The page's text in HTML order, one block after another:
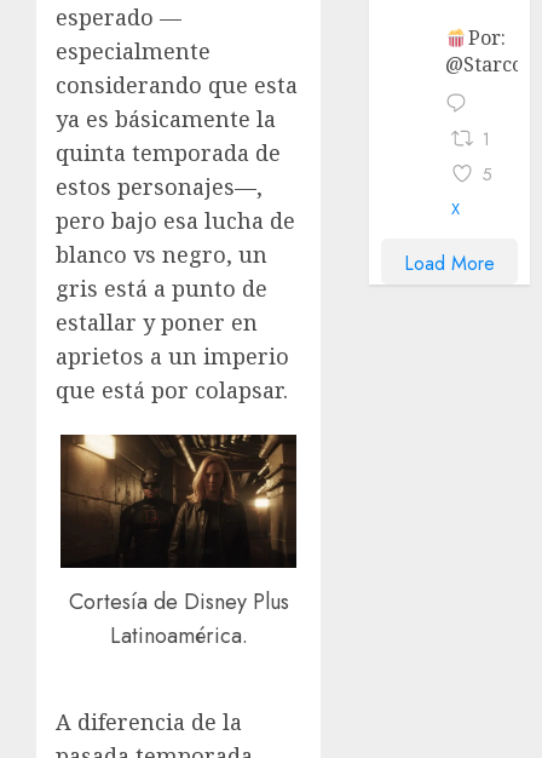
esperado —
especialmente
considerando que esta
ya es básicamente la
quinta temporada de
estos personajes—,
pero bajo esa lucha de
blanco vs negro, un
gris está a punto de
estallar y poner en
aprietos a un imperio
que está por colapsar.
Cortesía de Disney Plus
Latinoamérica.
A diferencia de la
Por:
1
5
X
Load More